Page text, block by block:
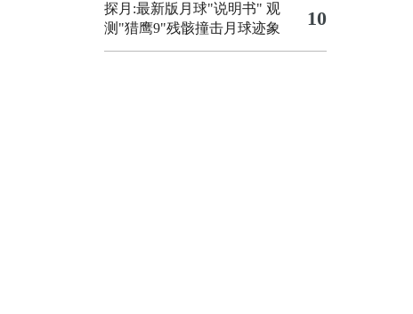
探月:最新版月球"说明书" 观
测"猎鹰9"残骸撞击月球迹象
10